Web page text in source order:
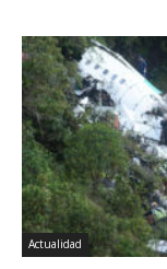
Actualidad